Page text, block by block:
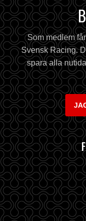
Som medlem
Svensk Racing.
spara alla